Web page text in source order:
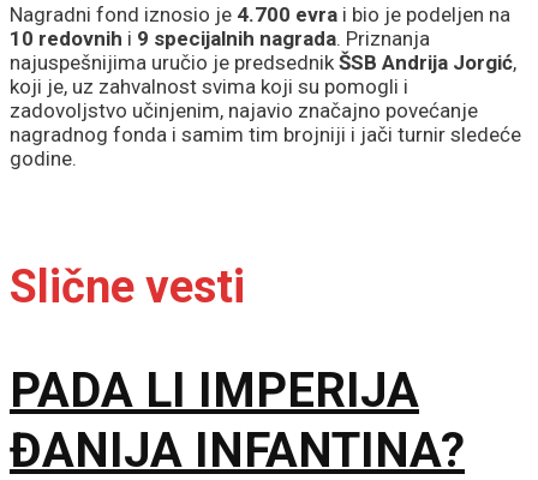
Nagradni fond iznosio je 4.700 evra i bio je podeljen na
10 redovnih i 9 specijalnih nagrada. Priznanja
najuspešnijima uručio je predsednik ŠSB Andrija Jorgić,
koji je, uz zahvalnost svima koji su pomogli i
zadovoljstvo učinjenim, najavio značajno povećanje
nagradnog fonda i samim tim brojniji i jači turnir sledeće
godine.
Slične vesti
PADA LI IMPERIJA
ĐANIJA INFANTINA?